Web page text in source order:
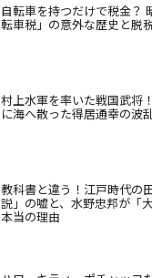
自転車を持つだけで税金？
転車税」の意外な歴史と脱
村上水軍を率いた戦国武将
に海へ散った得居通幸の波
教科書と違う！江戸時代の
説」の嘘と、水野忠邦が「
本当の理由